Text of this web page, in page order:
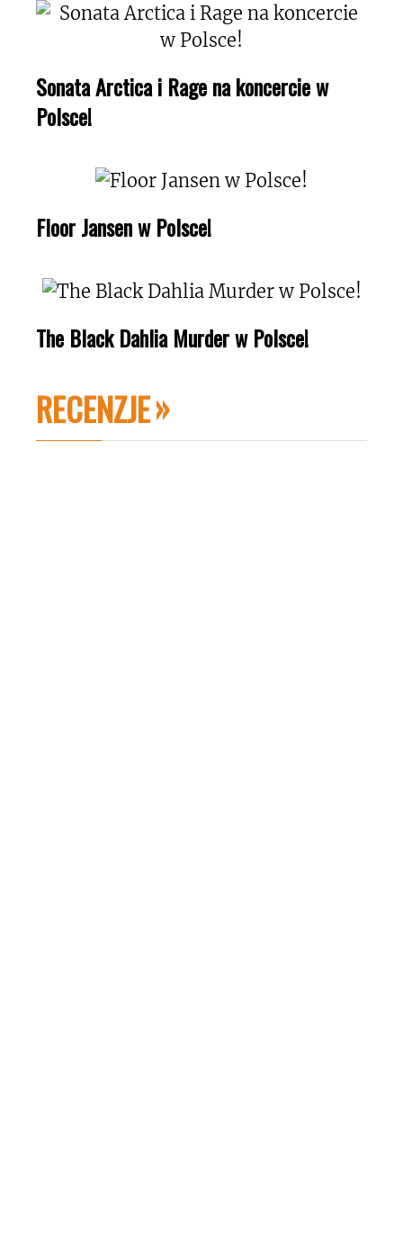
Sonata Arctica i Rage na koncercie w
Polsce!
Floor Jansen w Polsce!
The Black Dahlia Murder w Polsce!
RECENZJE